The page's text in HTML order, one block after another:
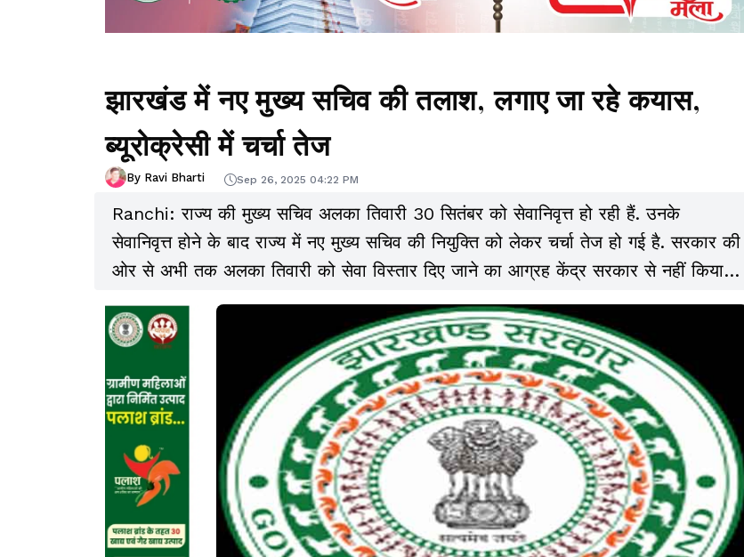
झारखंड में नए मुख्य सचिव की तलाश, लगाए जा रहे कयास,
ब्यूरोक्रेसी में चर्चा तेज
By Ravi Bharti Sep 26, 2025 04:22 PM
Ranchi: राज्य की मुख्य सचिव अलका तिवारी 30 सितंबर को सेवानिवृत्त हो रही हैं. उनके
सेवानिवृत्त होने के बाद राज्य में नए मुख्य सचिव की नियुक्ति को लेकर चर्चा तेज हो गई है. सरकार की
ओर से अभी तक अलका तिवारी को सेवा विस्तार दिए जाने का आग्रह केंद्र सरकार से नहीं किया